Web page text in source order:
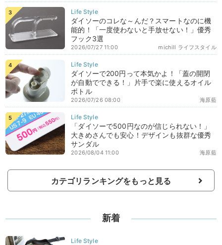
ダイソーのコレな～んだ？スマートなのに機
能的！「一度使わないと手放せない！」優秀
フック3選
michill ライフスタイル
2026/07/27 11:00
ダイソーで200円って本気かよ！「蓋の開閉
が自動でできる！」片手で楽に使えるオイル
ボトル
海原藍
2026/07/26 08:00
「ダイソーで500円なのが信じられない！」
大きめさんでも安心！デザインも抜群な優秀
サンダル
海原藍
2026/08/04 11:00
カテゴリランキングをもっと見る
新着